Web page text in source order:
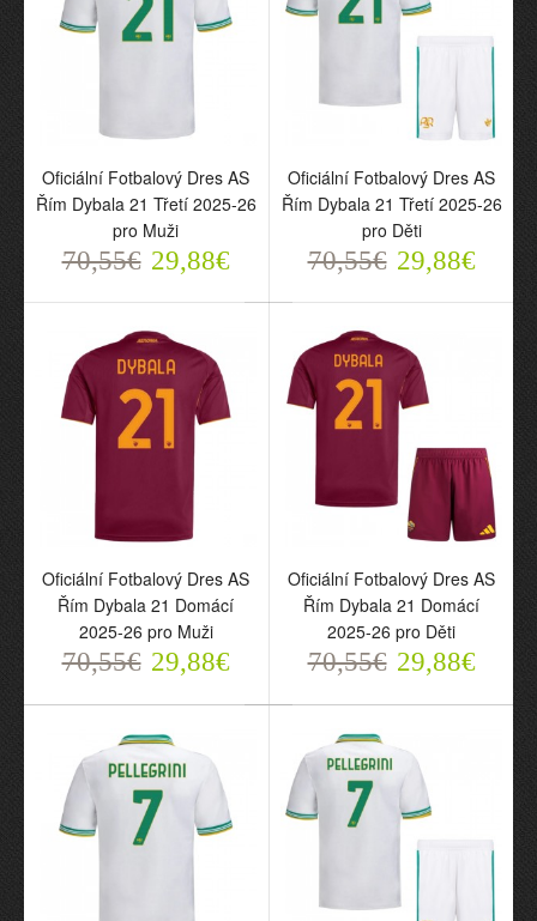
Oficiální Fotbalový Dres
Oficiální Fotbalový Dres
AS Řím Domácí 2025-26
70,55€ 29,88€
Oficiální Fotbalový Dres
AS Řím Dybala 21 Třetí
2025-26 pro Muži
70,55€ 29,88€
Oficiální Fotbalový Dres
AS Řím Dybala 21 Třetí
2025-26 pro Děti
70,55€ 29,88€
Oficiální Fotbalový Dres
AS Řím Dybala 21
Oficiální Fotbalový Dres AS
Řím Dybala 21 Třetí 2025-26
pro Muži
70,55€ 29,88€
Oficiální Fotbalový Dres AS
Řím Dybala 21 Třetí 2025-26
pro Děti
70,55€ 29,88€
Oficiální Fotbalový Dres AS
Řím Dybala 21 Domácí
2025-26 pro Muži
70,55€ 29,88€
Oficiální Fotbalový Dres AS
Řím Dybala 21 Domácí
2025-26 pro Děti
70,55€ 29,88€